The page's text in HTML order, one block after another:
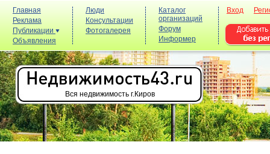
Главная
Реклама
Публикации
Объявления
Люди
Консультации
Фотогалерея
Каталог
организаций
Форум
Информер
Вход
Вся недвижимость г.Киров